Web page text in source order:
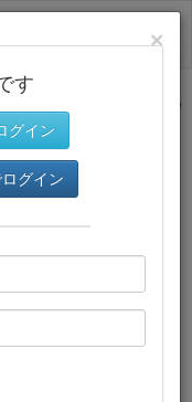
サイトトップに戻る
×
す
グイン
グイン